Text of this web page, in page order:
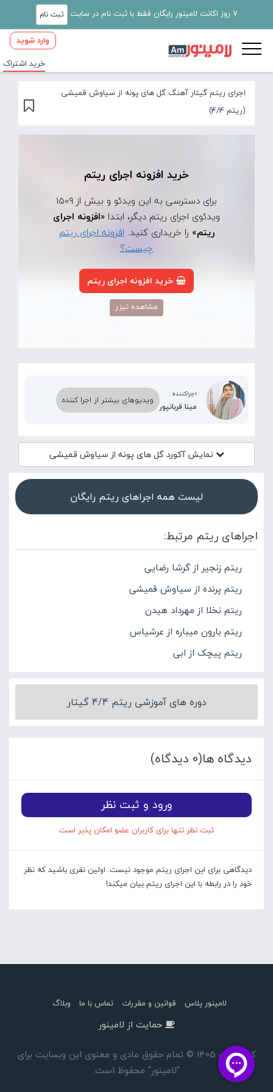
7 روز اکانت لامینور رایگان فقط با ثبت نام در سایت ثبت نام
وارد شوید
خرید اشتراک
اجرای ریتم گیتار آهنگ گل های پونه از سیاوش قمیشی
(ریتم 4/4)
خرید افزونه اجرای ریتم
برای دسترسی به این ویدئو و بیش از 1509
ویدئوی اجرای ریتم دیگر، ابتدا «افزونه اجرای
ریتم» را خریداری کنید.افزونه اجرای ریتم
چیست؟
خرید افزونه اجرای ریتم
مشاهده تیزر
اجراکننده :
مینا قربانپور
ویدیوهای بیشتر از اجرا کننده
نمایش آکوردگل های پونه از سیاوش قمیشی
لیست همه اجراهای ریتم رایگان
اجراهای ریتم مرتبط:
ریتم زنجیر از گرشا رضایی
ریتم پرنده از سیاوش قمیشی
ریتم نخلا از مهرداد هیدن
ریتم بارون میباره از عرشیاس
ریتم پیچک از ابی
دوره های آموزشی ریتم 4/4 گیتار
دیدگاه ها(0 دیدگاه)
ورود و ثبت نظر
ثبت نظر تنها برای کاربران عضو امکان پذیر است
دیدگاهی برای این اجرای ریتم موجود نیست. اولین نفری باشید که نظر
خود را در رابطه با این اجرای ریتم بیان میکند!
لامینور پلاس قوانین و مقررات تماس با ما وبلاگ
حمایت از لامینور
کپی رایت 1405 © تمام حقوق مادی و معنوی این وبسایت برای
"لامینور" محفوظ است.